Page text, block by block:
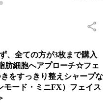
、全ての方が3枚まで購入
肪細胞へアプローチ☆フェ
をすっきり整えシャープな
ード・ミニFX）フェイス